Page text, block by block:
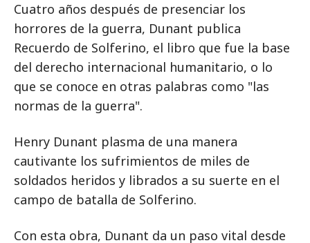
Cuatro años después de presenciar los
horrores de la guerra, Dunant publica
Recuerdo de Solferino, el libro que fue la base
del derecho internacional humanitario, o lo
que se conoce en otras palabras como "las
normas de la guerra".
Henry Dunant plasma de una manera
cautivante los sufrimientos de miles de
soldados heridos y librados a su suerte en el
campo de batalla de Solferino.
Con esta obra, Dunant da un paso vital desde